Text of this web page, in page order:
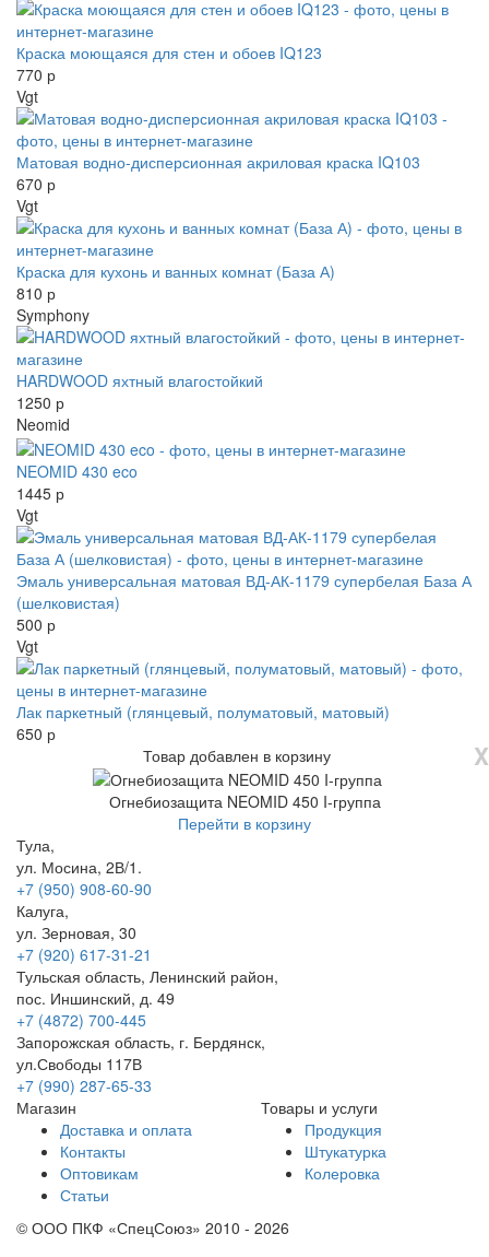
Краска моющаяся для стен и обоев IQ123
770 р
Vgt
Матовая водно-дисперсионная акриловая краска IQ103
670 р
Vgt
Краска для кухонь и ванных комнат (База А)
810 р
Symphony
HARDWOOD яхтный влагостойкий
1250 р
Neomid
NEOMID 430 eco
1445 р
Vgt
Эмаль универсальная матовая ВД-АК-1179 супербелая База А
(шелковистая)
500 р
Vgt
Лак паркетный (глянцевый, полуматовый, матовый)
650 р
X
Товар добавлен в корзину
Огнебиозащита NEOMID 450 I-группа
Перейти в корзину
Тула,
ул. Мосина, 2В/1.
+7 (950) 908-60-90
Калуга,
ул. Зерновая, 30
+7 (920) 617-31-21
Тульская область, Ленинский район,
пос. Иншинский, д. 49
+7 (4872) 700-445
Запорожская область, г. Бердянск,
ул.Свободы 117В
+7 (990) 287-65-33
Магазин
Доставка и оплата
Контакты
Оптовикам
Статьи
Товары и услуги
Продукция
Штукатурка
Колеровка
© ООО ПКФ «СпецСоюз» 2010 - 2026